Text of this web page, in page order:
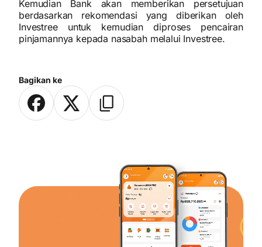
Bagikan ke
Kemudian Bank akan memberikan persetujuan
berdasarkan rekomendasi yang diberikan oleh
Investree untuk kemudian diproses pencairan
pinjamannya kepada nasabah melalui Investree.